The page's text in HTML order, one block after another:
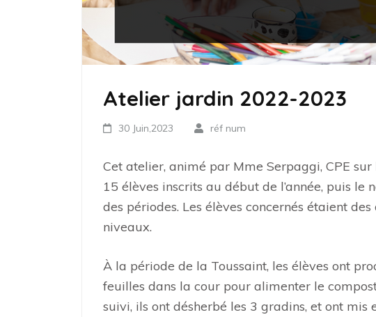
Atelier jardin 2022-2023
30 Juin,2023 réf num
Cet atelier, animé par Mme Serpaggi, CPE
15 élèves inscrits au début de l’année, puis le
des périodes. Les élèves concernés étaient
niveaux.
À la période de la Toussaint, les élèves ont
feuilles dans la cour pour alimenter le
suivi, ils ont désherbé les 3 gradins, et ont mis